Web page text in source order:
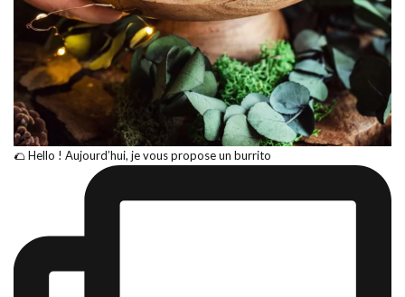
🌮 Hello ! Aujourd’hui, je vous propose un burrito